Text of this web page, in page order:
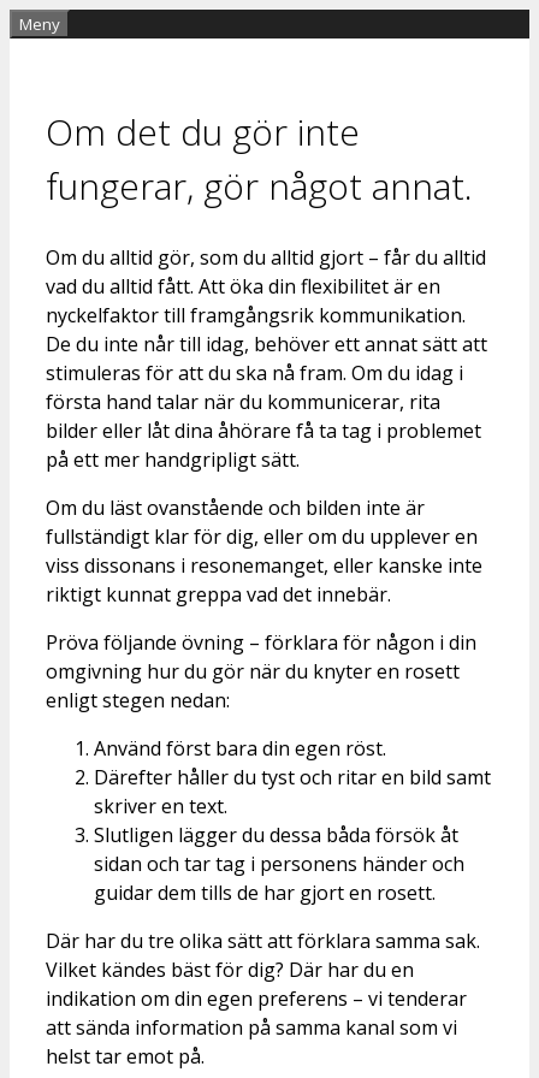
Hoppa
Meny
Om det du gör inte
fungerar, gör något annat.
Om du alltid gör, som du alltid gjort – får du alltid
vad du alltid fått. Att öka din flexibilitet är en
nyckelfaktor till framgångsrik kommunikation.
De du inte når till idag, behöver ett annat sätt att
stimuleras för att du ska nå fram. Om du idag i
första hand talar när du kommunicerar, rita
bilder eller låt dina åhörare få ta tag i problemet
på ett mer handgripligt sätt.
Om du läst ovanstående och bilden inte är
fullständigt klar för dig, eller om du upplever en
viss dissonans i resonemanget, eller kanske inte
riktigt kunnat greppa vad det innebär.
Pröva följande övning – förklara för någon i din
omgivning hur du gör när du knyter en rosett
enligt stegen nedan:
Använd först bara din egen röst.
Därefter håller du tyst och ritar en bild samt
skriver en text.
Slutligen lägger du dessa båda försök åt
sidan och tar tag i personens händer och
guidar dem tills de har gjort en rosett.
Där har du tre olika sätt att förklara samma sak.
Vilket kändes bäst för dig? Där har du en
indikation om din egen preferens – vi tenderar
att sända information på samma kanal som vi
helst tar emot på.